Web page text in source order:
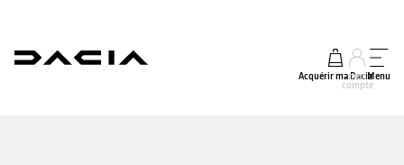
Acquérir ma Dacia
mon
compte
Menu